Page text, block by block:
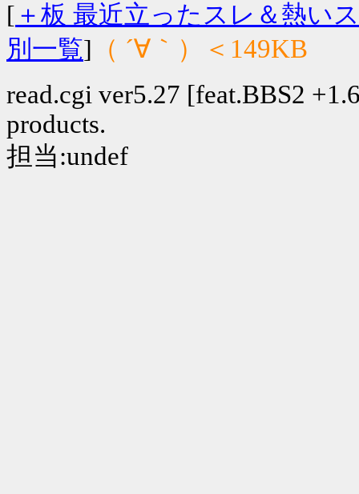
[ ＋板 最近立ったスレ＆熱い
別一覧] （ ´∀｀）＜149KB
read.cgi ver5.27 [feat.BBS2
products.
担当:undef